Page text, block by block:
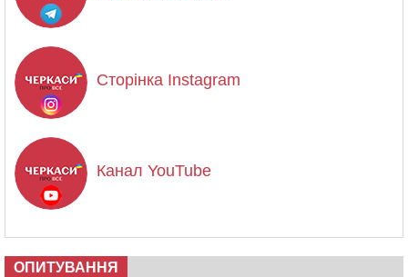
Сторінка Instagram
Канал YouTube
ОПИТУВАННЯ